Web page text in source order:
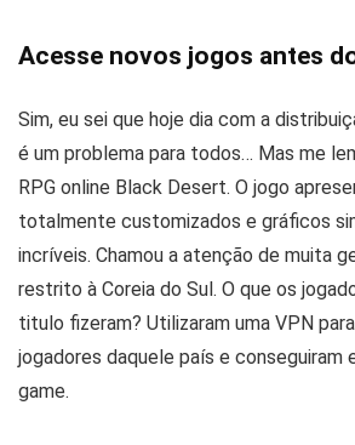
Acesse novos jogos antes
Sim, eu sei que hoje dia com a
é um problema para todos… Mas me
RPG online Black Desert. O jogo
totalmente customizados e gráficos
incríveis. Chamou a atenção de muita
restrito à Coreia do Sul. O que os
titulo fizeram? Utilizaram uma VPN
jogadores daquele país e conseguiram
game.